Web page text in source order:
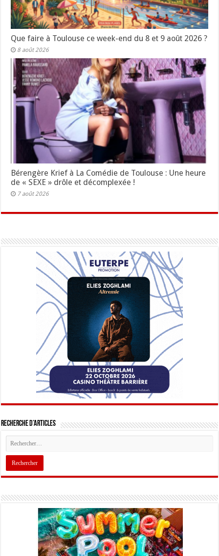
Que faire à Toulouse ce week-end du 8 et 9 août 2026 ?
8 août 2026
Bérengère Krief à La Comédie de Toulouse : Une heure
de « SEXE » drôle et décomplexée !
7 août 2026
Recherche d’articles